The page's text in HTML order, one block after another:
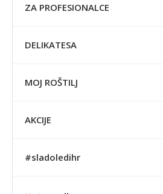
ZA PROFESIONALCE
DELIKATESA
MOJ ROŠTILJ
AKCIJE
#sladoledihr